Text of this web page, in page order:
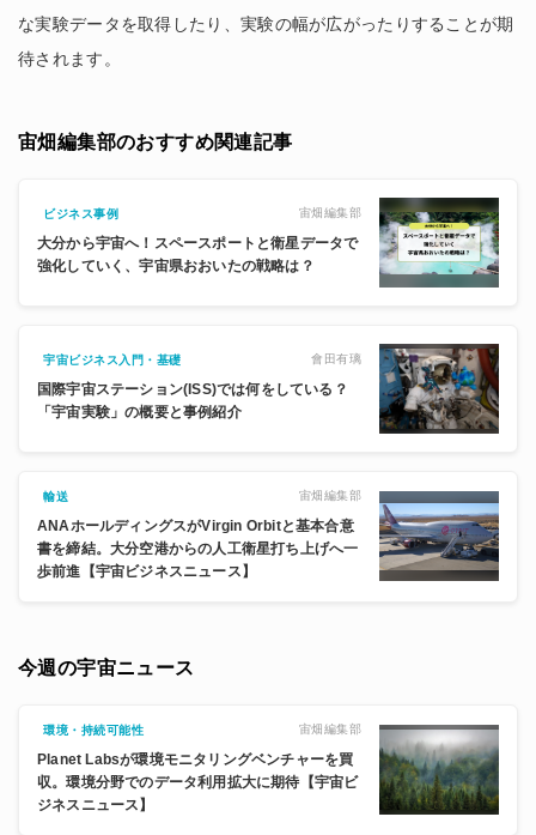
な実験データを取得したり、実験の幅が広がったりすることが期
待されます。
宙畑編集部のおすすめ関連記事
ビジネス事例 宙畑編集部
大分から宇宙へ！スペースポートと衛星データで
強化していく、宇宙県おおいたの戦略は？
宇宙ビジネス入門・基礎 會田有璃
国際宇宙ステーション(ISS)では何をしている？
「宇宙実験」の概要と事例紹介
輸送 宙畑編集部
ANAホールディングスがVirgin Orbitと基本合意
書を締結。大分空港からの人工衛星打ち上げへ一
歩前進【宇宙ビジネスニュース】
今週の宇宙ニュース
環境・持続可能性 宙畑編集部
Planet Labsが環境モニタリングベンチャーを買
収。環境分野でのデータ利用拡大に期待【宇宙ビ
ジネスニュース】